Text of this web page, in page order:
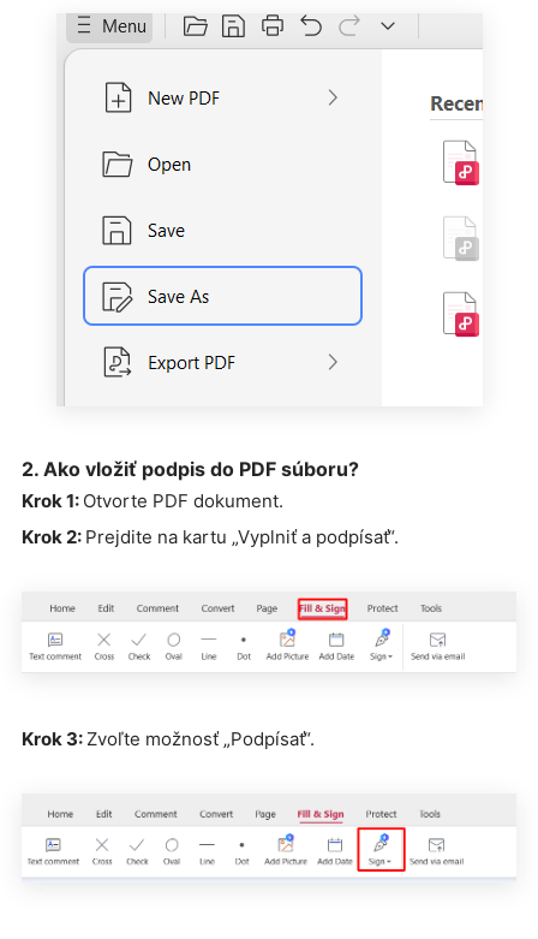
2. Ako vložiť podpis do PDF súboru?
Krok 1: Otvorte PDF dokument.
Krok 2: Prejdite na kartu „Vyplniť a podpísať“.
Krok 3: Zvoľte možnosť „Podpísať“.